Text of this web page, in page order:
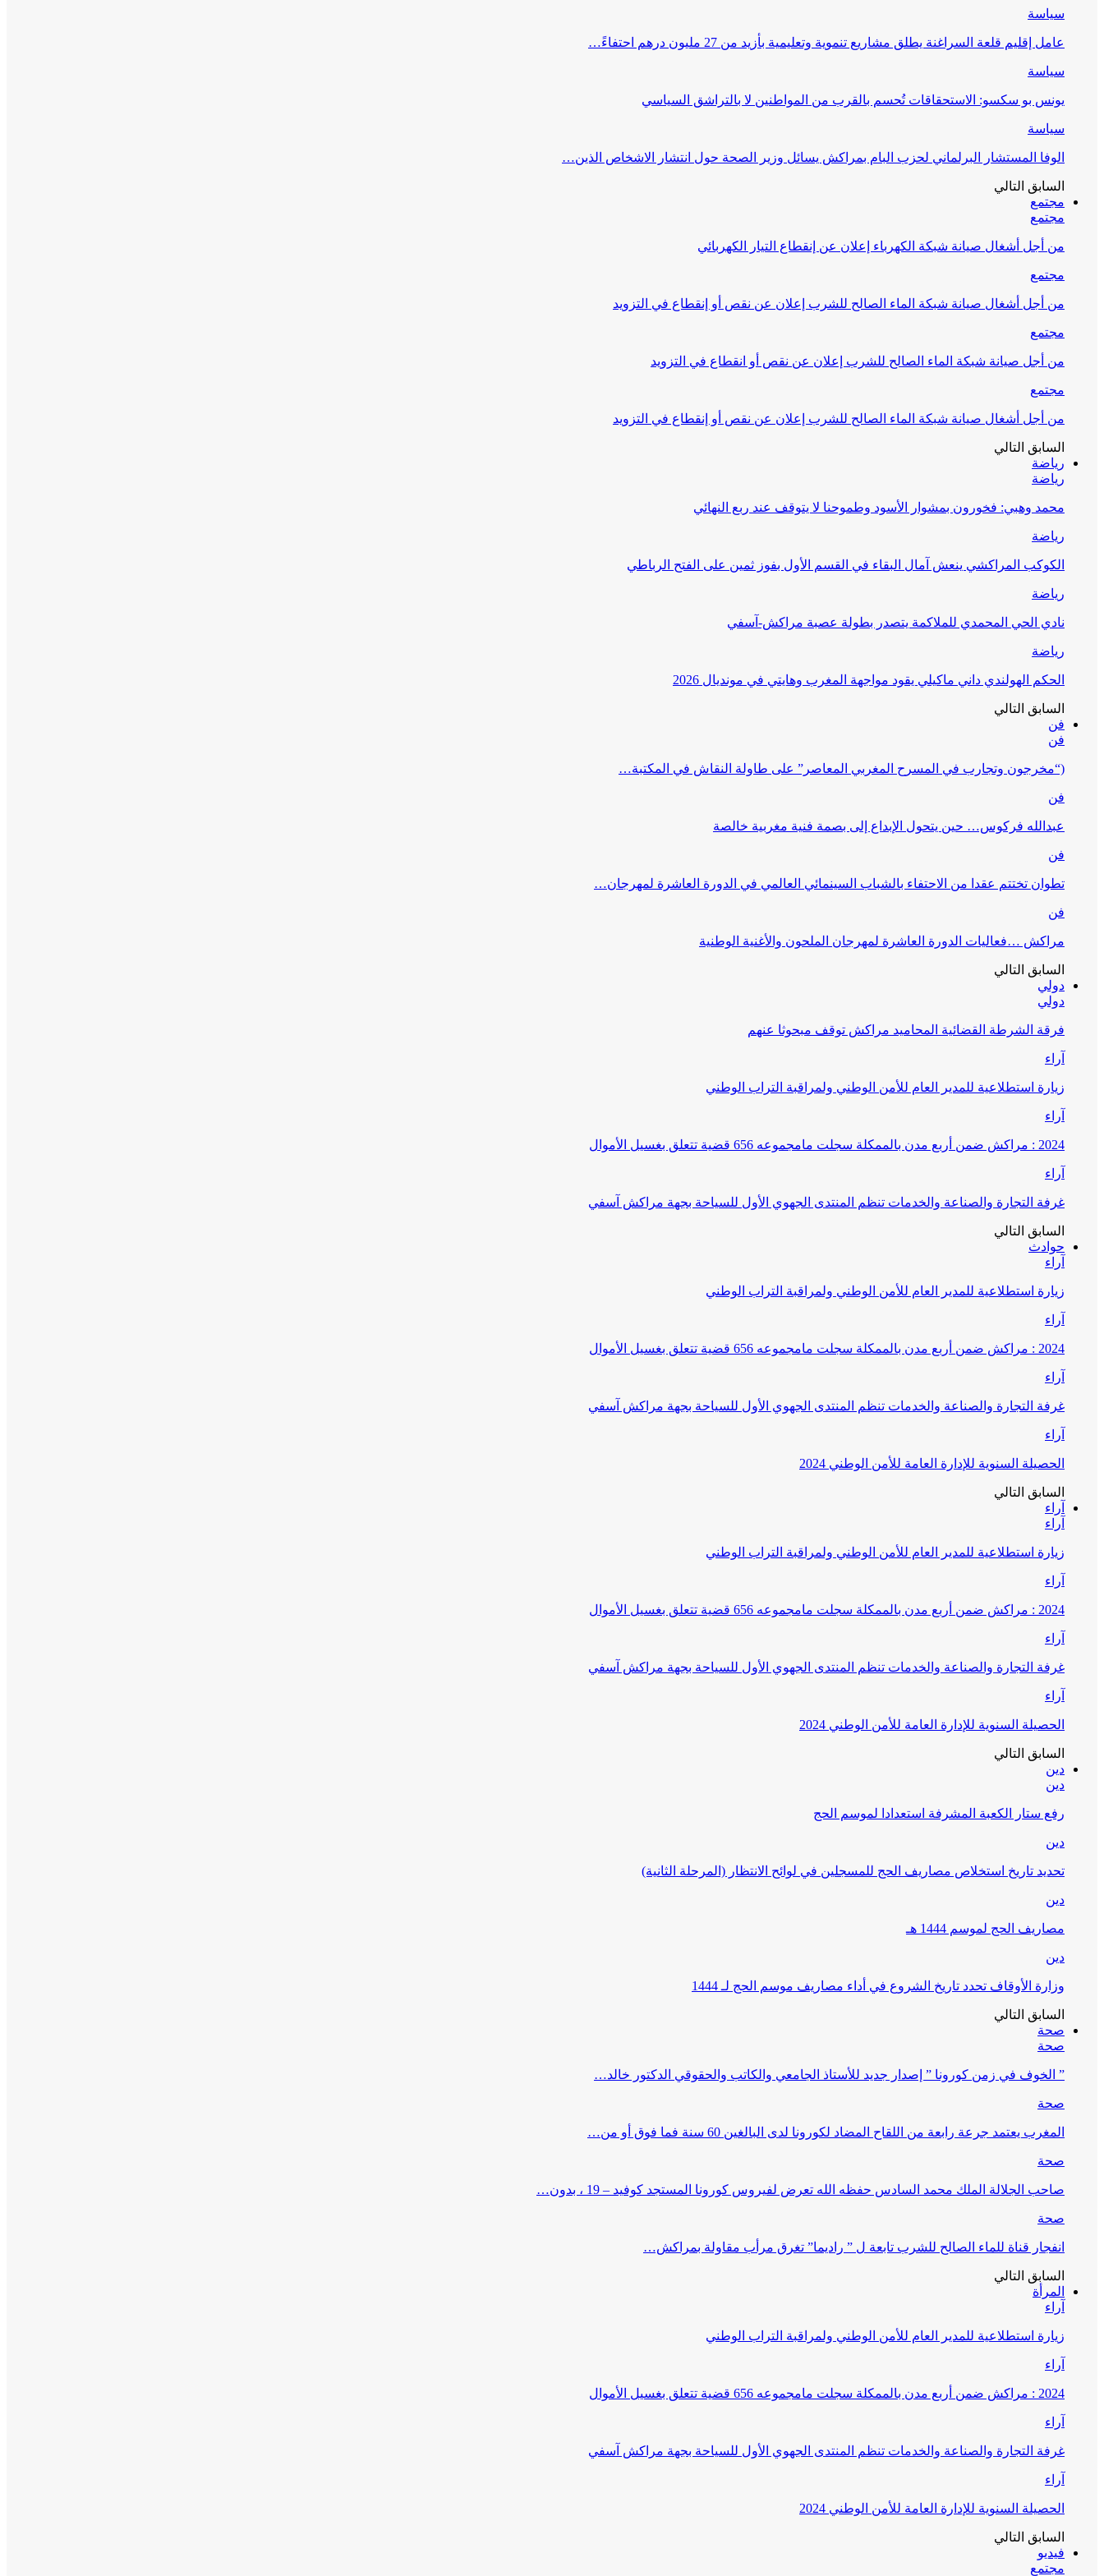
سياسة
عامل إقليم قلعة السراغنة يطلق مشاريع تنموية وتعليمية بأزيد من 27 مليون درهم احتفاءً…
سياسة
يونس بو سكسو: الاستحقاقات تُحسم بالقرب من المواطنين لا بالتراشق السياسي
سياسة
الوفا المستشار البرلماني لحزب البام بمراكش يسائل وزير الصحة حول انتشار الاشخاص الذين…
السابق التالي
مجتمع
مجتمع
من أجل أشغال صيانة شبكة الكهرباء إعلان عن إنقطاع التيار الكهربائي
مجتمع
من أجل أشغال صيانة شبكة الماء الصالح للشرب إعلان عن نقص أو إنقطاع في التزويد
مجتمع
من أجل صيانة شبكة الماء الصالح للشرب إعلان عن نقص أو انقطاع في التزويد
مجتمع
من أجل أشغال صيانة شبكة الماء الصالح للشرب إعلان عن نقص أو إنقطاع في التزويد
السابق التالي
رياضة
رياضة
محمد وهبي: فخورون بمشوار الأسود وطموحنا لا يتوقف عند ربع النهائي
رياضة
الكوكب المراكشي ينعش آمال البقاء في القسم الأول بفوز ثمين على الفتح الرباطي
رياضة
نادي الحي المحمدي للملاكمة يتصدر بطولة عصبة مراكش-آسفي
رياضة
الحكم الهولندي داني ماكيلي يقود مواجهة المغرب وهايتي في مونديال 2026
السابق التالي
فن
فن
(“مخرجون وتجارب في المسرح المغربي المعاصر” على طاولة النقاش في المكتبة…
فن
عبدالله فركوس… حين يتحول الإبداع إلى بصمة فنية مغربية خالصة
فن
تطوان تختتم عقدا من الاحتفاء بالشباب السينمائي العالمي في الدورة العاشرة لمهرجان…
فن
مراكش …فعاليات الدورة العاشرة لمهرجان الملحون والأغنية الوطنية
السابق التالي
دولي
دولي
فرقة الشرطة القضائية المحاميد مراكش توقف مبحوثا عنهم
آراء
زيارة استطلاعية للمدير العام للأمن الوطني ولمراقبة التراب الوطني
آراء
2024 : مراكش ضمن أربع مدن بالممكلة سجلت مامجموعه 656 قضية تتعلق بغسيل الأموال
آراء
غرفة التجارة والصناعة والخدمات تنظم المنتدى الجهوي الأول للسياحة بجهة مراكش آسفي
السابق التالي
حوادث
آراء
زيارة استطلاعية للمدير العام للأمن الوطني ولمراقبة التراب الوطني
آراء
2024 : مراكش ضمن أربع مدن بالممكلة سجلت مامجموعه 656 قضية تتعلق بغسيل الأموال
آراء
غرفة التجارة والصناعة والخدمات تنظم المنتدى الجهوي الأول للسياحة بجهة مراكش آسفي
آراء
الحصيلة السنوية للإدارة العامة للأمن الوطني 2024
السابق التالي
آراء
آراء
زيارة استطلاعية للمدير العام للأمن الوطني ولمراقبة التراب الوطني
آراء
2024 : مراكش ضمن أربع مدن بالممكلة سجلت مامجموعه 656 قضية تتعلق بغسيل الأموال
آراء
غرفة التجارة والصناعة والخدمات تنظم المنتدى الجهوي الأول للسياحة بجهة مراكش آسفي
آراء
الحصيلة السنوية للإدارة العامة للأمن الوطني 2024
السابق التالي
دين
دين
رفع ستار الكعبة المشرفة استعدادا لموسم الحج
دين
تحديد تاريخ استخلاص مصاريف الحج للمسجلين في لوائح الانتظار (المرحلة الثانية)
دين
مصاريف الحج لموسم 1444 هـ
دين
وزارة الأوقاف تحدد تاريخ الشروع في أداء مصاريف موسم الحج لـ 1444
السابق التالي
صحة
صحة
” الخوف في زمن كورونا ” إصدار جديد للأستاذ الجامعي والكاتب والحقوقي الدكتور خالد…
صحة
المغرب يعتمد جرعة رابعة من اللقاح المضاد لكورونا لدى البالغين 60 سنة فما فوق أو من…
صحة
صاحب الجلالة الملك محمد السادس حفظه الله تعرض لفيروس كورونا المستجد كوفيد – 19 ، بدون…
صحة
انفجار قناة للماء الصالح للشرب تابعة ل ” راديما” تغرق مرأب مقاولة بمراكش…
السابق التالي
المرأة
آراء
زيارة استطلاعية للمدير العام للأمن الوطني ولمراقبة التراب الوطني
آراء
2024 : مراكش ضمن أربع مدن بالممكلة سجلت مامجموعه 656 قضية تتعلق بغسيل الأموال
آراء
غرفة التجارة والصناعة والخدمات تنظم المنتدى الجهوي الأول للسياحة بجهة مراكش آسفي
آراء
الحصيلة السنوية للإدارة العامة للأمن الوطني 2024
السابق التالي
فيديو
مجتمع